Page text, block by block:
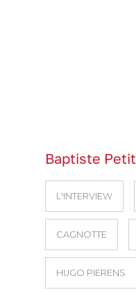
Baptiste Petit
L'INTERVIEW
CAGNOTTE
HUGO PIERENS